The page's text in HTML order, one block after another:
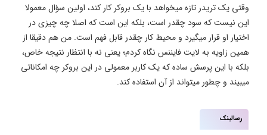
وقتی یک تریدر تازه میخواهد با یک بروکر کار کند، اولین سؤال معمولا
این نیست که سود چقدر است، بلکه این است که اصلا چه چیزی در
اختیار او قرار میگیرد و محیط کار چقدر قابل فهم است. من هم دقیقا از
همین زاویه به لایت فایننس نگاه کردم؛ یعنی نه با انتظار نتیجه خاص،
بلکه با این پرسش ساده که یک کاربر معمولی در این بروکر چه امکاناتی
میبیند و چطور میتواند از آن استفاده کند.
رسالینک